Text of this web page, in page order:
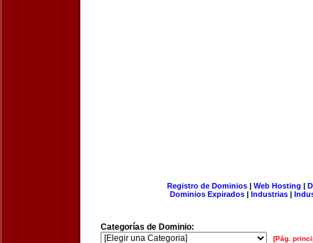
Registro de Dominios| Web Hosting |
Dominios Expirados | Industrias |
Categorías de Dominio:
[Pág.